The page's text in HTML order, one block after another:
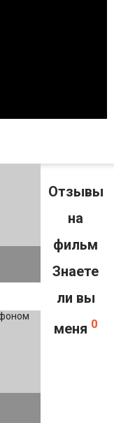
Отзывы
на
фильм
Знаете
ли вы
меня 0